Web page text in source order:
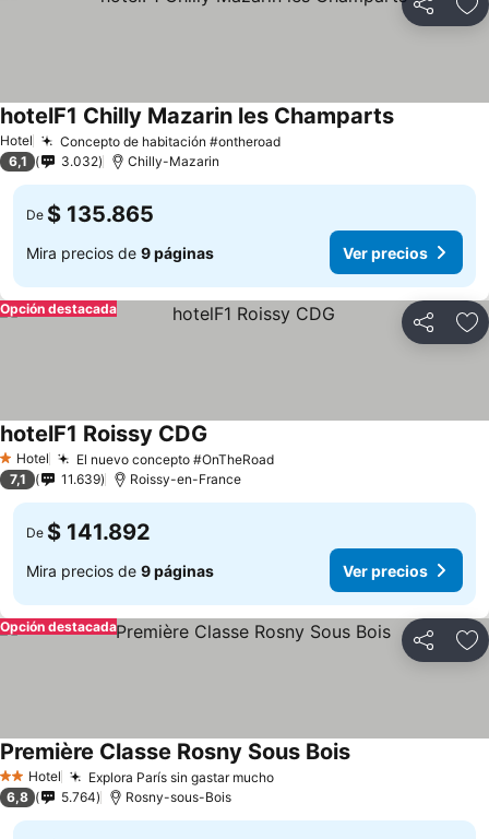
Compartir
Hotel Concepto de habitación #ontheroad
hotelF1 Chilly Mazarin les Champarts
6,1 3.032 Chilly-Mazarin
De $ 135.865
Mira precios de 9 páginas Ver precios
Compartir
Opción destacada
1 Estrellas
Hotel El nuevo concepto #OnTheRoad
hotelF1 Roissy CDG
7,1 11.639 Roissy-en-France
De $ 141.892
Mira precios de 9 páginas Ver precios
Compartir
Opción destacada
2 Estrellas
Hotel Explora París sin gastar mucho
Première Classe Rosny Sous Bois
6,8 5.764 Rosny-sous-Bois